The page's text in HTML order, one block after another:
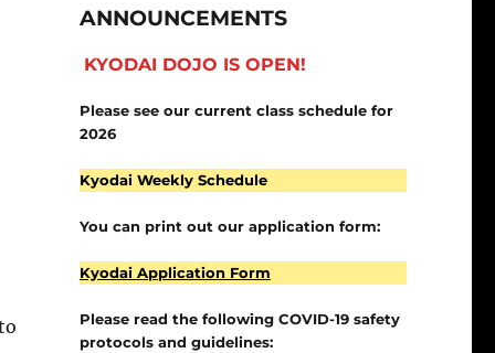
ANNOUNCEMENTS
KYODAI DOJO IS OPEN!
Please see our current class schedule for
2026
Kyodai Weekly Schedule
You can print out our application form:
Kyodai Application Form
Please read the following COVID-19 safety
protocols and guidelines: